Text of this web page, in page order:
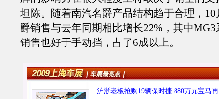
坦陈。随着南汽名爵产品结构趋于合理，
爵销售与去年同期相比增长22%，其中
销售也好于手动挡，占了6成以上。
·沪浙老板抢购19辆保时捷 880万元宝马